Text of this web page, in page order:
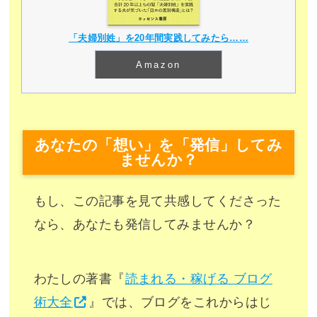
「夫婦別姓」を20年間実践してみたら……
Amazon
あなたの「想い」を「発信」してみ
ませんか？
もし、この記事を見て共感してくださった
なら、あなたも発信してみませんか？
わたしの著書『読まれる・稼げる ブログ
術大全
』では、ブログをこれからはじ